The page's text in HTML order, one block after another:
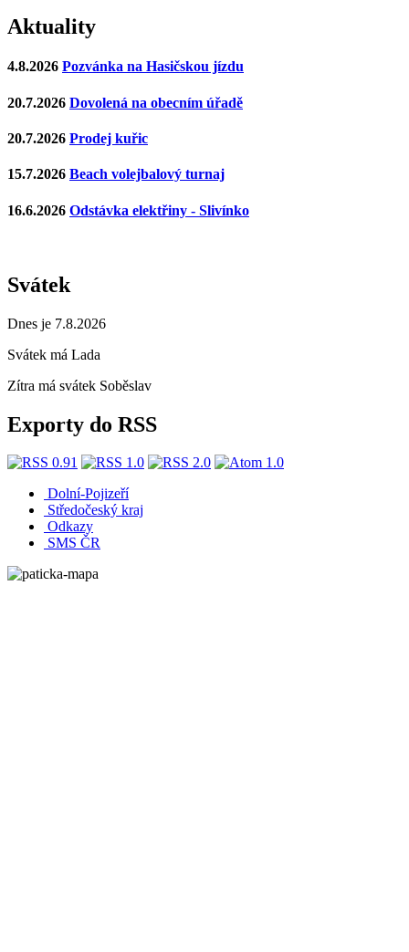
Aktuality
4.8.2026 Pozvánka na Hasičskou jízdu
20.7.2026 Dovolená na obecním úřadě
20.7.2026 Prodej kuřic
15.7.2026 Beach volejbalový turnaj
16.6.2026 Odstávka elektřiny - Slivínko
Svátek
Dnes je 7.8.2026
Svátek má Lada
Zítra má svátek Soběslav
Exporty do RSS
Dolní-Pojizeří
Středočeský kraj
Odkazy
SMS ČR